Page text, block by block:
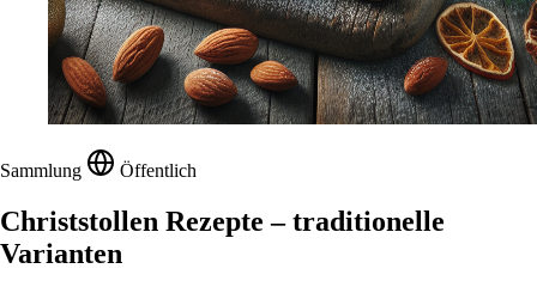
Sammlung Öffentlich
Christstollen Rezepte – traditionelle
Varianten